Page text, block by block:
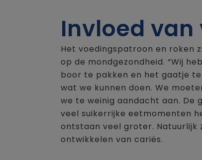
Invloed
Het voedingspatroon en roken
op de mondgezondheid. “Wij
boor te pakken en het gaatje
wat we kunnen doen. We
we te weinig aandacht aan. De
veel suikerrijke eetmomenten
ontstaan veel groter. Natuurlijk
ontwikkelen van cariës.